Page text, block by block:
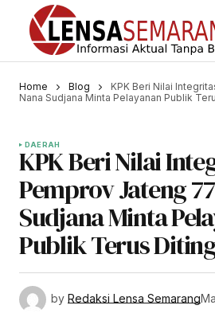
Home Blog
KPK Beri Nilai
Nana Sudjana Minta Pelayanan Publik
DAERAH
KPK Beri Nilai
Pemprov Jateng
Sudjana Minta
Publik Terus
by Redaksi Lensa Semarang